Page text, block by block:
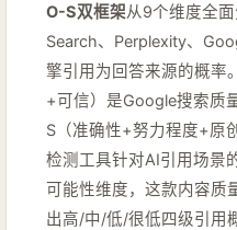
O-S双框架从9个维度全
Search、Perplexity、
擎引用为回答来源的概率
+可信）是Google搜索质
S（准确性+努力程度+原
检测工具针对AI引用场景
可能性维度，这款内容质
出高/中/低/很低四级引用